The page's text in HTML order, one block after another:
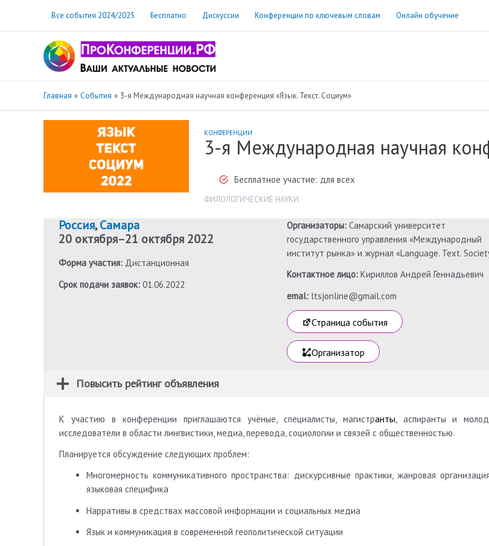
содержимому
Все события 2024/2025 Бесплатно Дискуссии Конференции по ключевым словам Онлайн обучение
Главная События 3-я Международная научная конференция «Язык. Текст. Социум»
КОНФЕРЕНЦИИ
3-я Международная научная
Бесплатное участие: для всех
ФИЛОЛОГИЧЕСКИЕ НАУКИ
Россия,Самара
20 октября–21 октября 2022
Форма участия: Дистанционная
Срок подачи заявок: 01.06.2022
Организаторы: Самарский университет
государственного управления «Международный
институт рынка» и журнал «Language. Text.
Контактное лицо: Кириллов Андрей Геннадьевич
emal: ltsjonline@gmail.com
Страница события
Организатор
Повысить рейтинг объявления
К участию в конференции приглашаются учёные, специалисты, магистранты , аспиранты и
исследователи в области лингвистики, медиа, перевода, социологии и связей с общественностью.
Планируется обсуждение следующих проблем:
Многомерность коммуникативного пространства: дискурсивные практики, жанровая
языковая специфика
Нарративы в средствах массовой информации и социальных медиа
Язык и коммуникация в современной геополитической ситуации